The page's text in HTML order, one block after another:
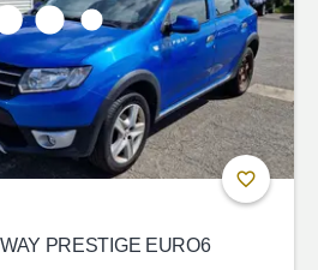
PRESTIGE EURO6